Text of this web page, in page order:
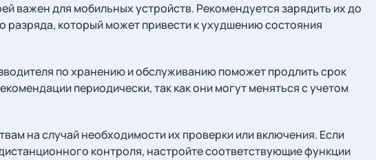
важен для мобильных устройств. Рекомендуется зарядить их до
разряда, который может привести к ухудшению состояния
по хранению и обслуживанию поможет продлить срок
периодически, так как они могут меняться с учетом
на случай необходимости их проверки или включения. Если
контроля, настройте соответствующие функции